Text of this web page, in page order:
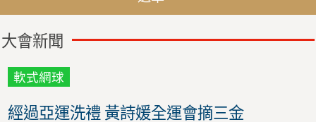
大會新聞
軟式網球
經過亞運洗禮 黃詩媛全運會摘三金